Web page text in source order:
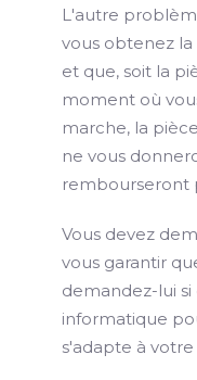
L'autre
vous obtenez
et que, soit la
moment où
marche, la
ne vous
rembourseront
Vous devez
vous garantir
demandez-lui
informatique
s'adapte à